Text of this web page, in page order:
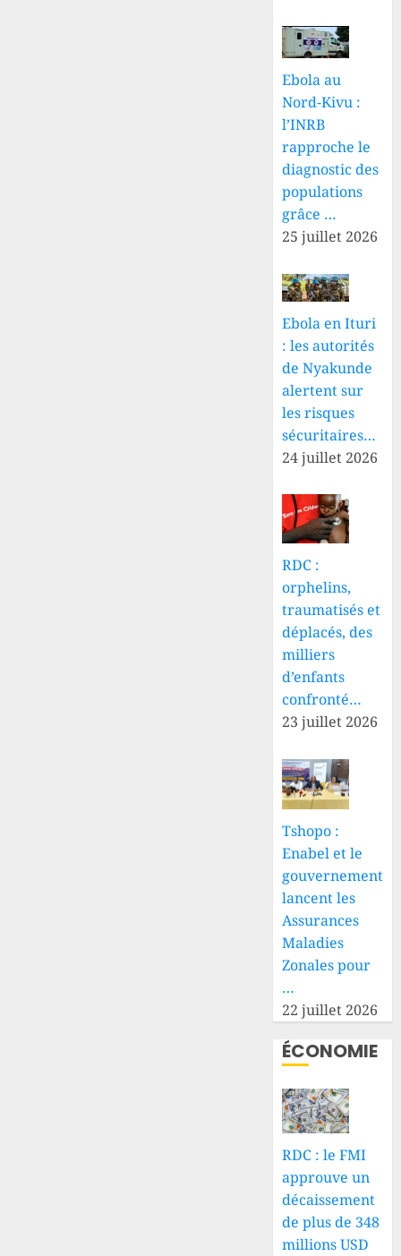
Ebola au
Nord-Kivu :
l’INRB
rapproche le
diagnostic des
populations
grâce …
25 juillet 2026
Ebola en Ituri
: les autorités
de Nyakunde
alertent sur
les risques
sécuritaires…
24 juillet 2026
RDC :
orphelins,
traumatisés et
déplacés, des
milliers
d’enfants
confronté…
23 juillet 2026
Tshopo :
Enabel et le
gouvernement
lancent les
Assurances
Maladies
Zonales pour
…
22 juillet 2026
ÉCONOMIE
RDC : le FMI
approuve un
décaissement
de plus de 348
millions USD